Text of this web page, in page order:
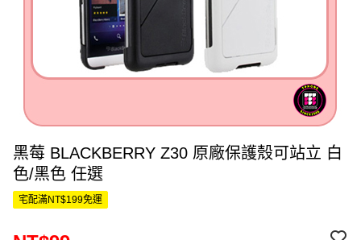
黑莓 BLACKBERRY Z30 原廠保護殼可站立 白
色/黑色 任選
宅配滿NT$199免運